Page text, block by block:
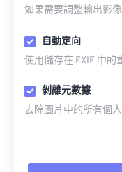
如果需要調整輸出影
自動定向
使用儲存在 EXIF 中的
剝離元數據
去除圖片中的所有個